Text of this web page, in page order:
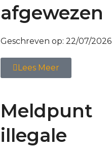
afgewezen
Geschreven op: 22/07/2026
Lees Meer
Meldpunt
illegale